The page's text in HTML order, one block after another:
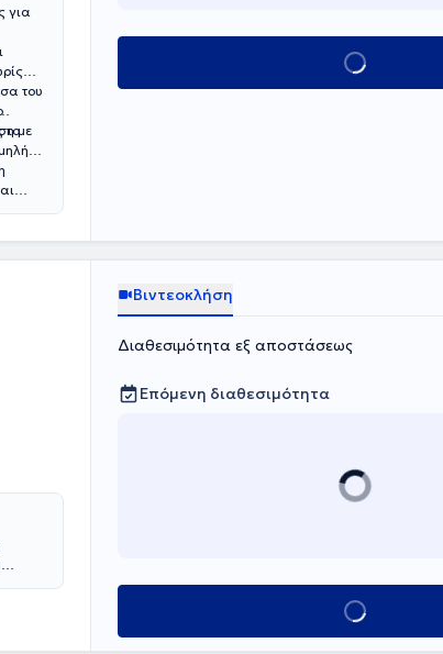
για
του
με
το
Κλείσε ραντεβού
Βιντεοκλήση
Διαθεσιμότητα εξ αποστάσεως
Επόμενη διαθεσιμότητα
Κλείσε ραντεβού